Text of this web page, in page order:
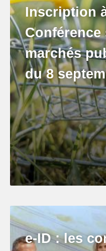
Inscription
Conférence
marchés
du 8
e-ID : les